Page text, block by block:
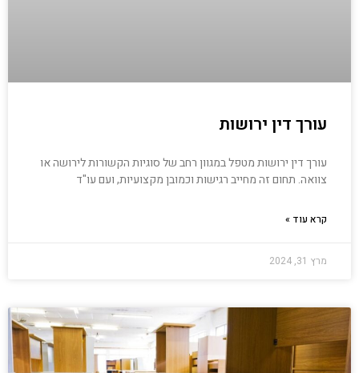
עורך דין ירושות
עורך דין ירושות מטפל במגוון רחב של סוגיות הקשורות לירושה או
צוואה. תחום זה מחייב רגישות וכמובן מקצועיות, ועם עו"ד
קרא עוד »
מרץ 31, 2024